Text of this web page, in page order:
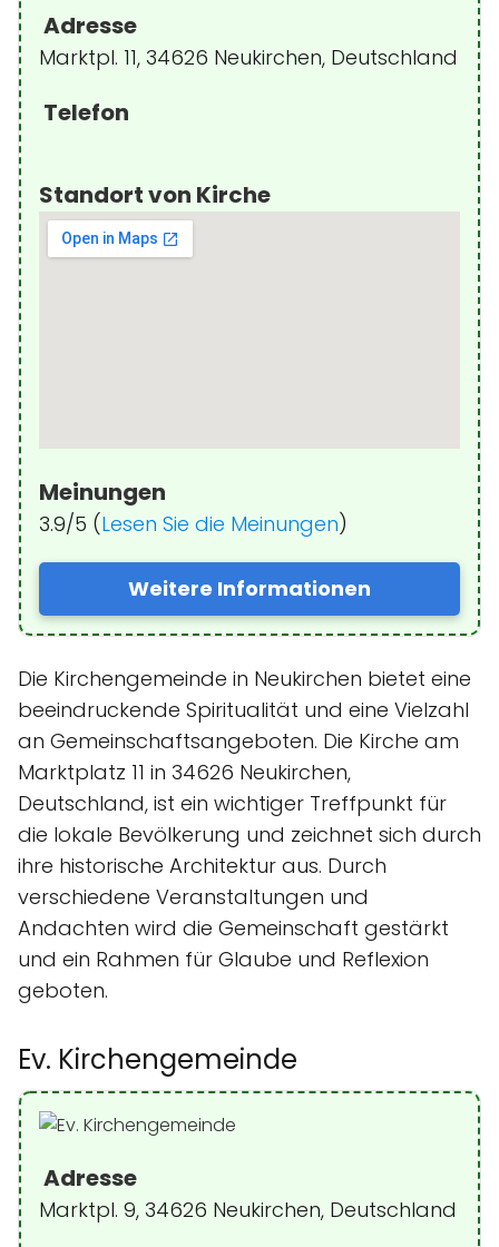
Adresse
Marktpl. 11, 34626 Neukirchen, Deutschland
Telefon
Standort von Kirche
Meinungen
3.9/5 (Lesen Sie die Meinungen)
Weitere Informationen
Die Kirchengemeinde in Neukirchen bietet eine
beeindruckende Spiritualität und eine Vielzahl
an Gemeinschaftsangeboten. Die Kirche am
Marktplatz 11 in 34626 Neukirchen,
Deutschland, ist ein wichtiger Treffpunkt für
die lokale Bevölkerung und zeichnet sich durch
ihre historische Architektur aus. Durch
verschiedene Veranstaltungen und
Andachten wird die Gemeinschaft gestärkt
und ein Rahmen für Glaube und Reflexion
geboten.
Ev. Kirchengemeinde
Adresse
Marktpl. 9, 34626 Neukirchen, Deutschland